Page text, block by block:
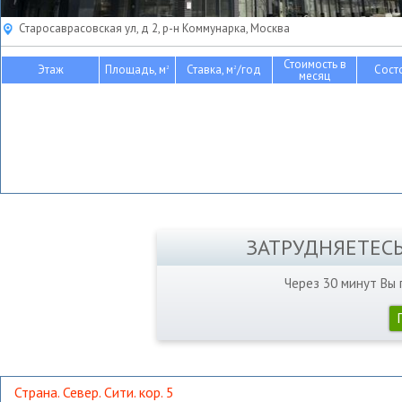
Старосаврасовская ул, д 2, р-н Коммунарка, Москва
Этаж Площадь, м2 Ставка, м2/год Стоимость в
месяц
Через 30 минут Вы
Страна. Север. Сити. кор. 5